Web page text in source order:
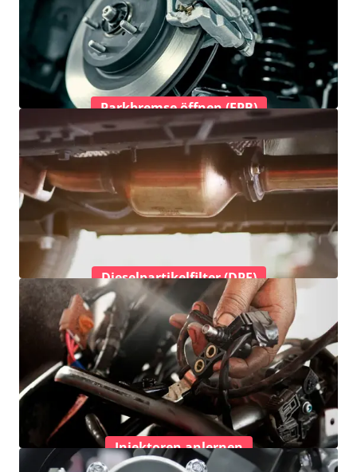
Parkbremse öffnen (EPB)
Dieselpartikelfilter (DPF)
Injektoren anlernen